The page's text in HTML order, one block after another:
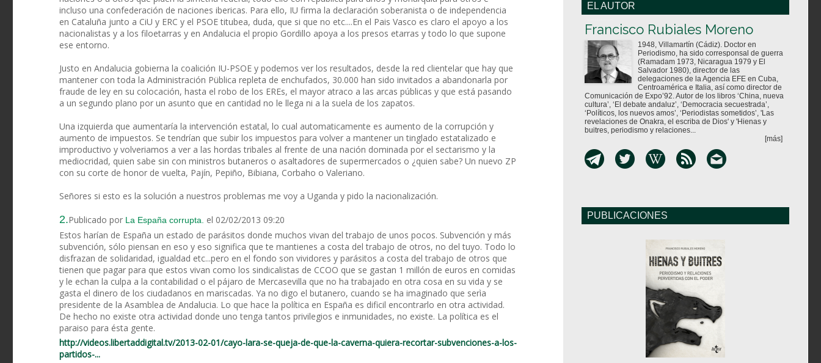
incluso una confederación de naciones ibericas. Para ello, IU firma la declaración soberanista o de independencia
en Cataluña junto a CiU y ERC y el PSOE titubea, duda, que si que no etc....En el Pais Vasco es claro el apoyo a los
nacionalistas y a los filoetarras y en Andalucia el propio Gordillo apoya a los presos etarras y todo lo que supone
ese entorno.
Justo en Andalucia gobierna la coalición IU-PSOE y podemos ver los resultados, desde la red clientelar que hay que
mantener con toda la Administración Püblica repleta de enchufados, 30.000 han sido invitados a abandonarla por
fraude de ley en su colocación, hasta el robo de los EREs, el mayor atraco a las arcas públicas y que está pasando
a un segundo plano por un asunto que en cantidad no le llega ni a la suela de los zapatos.
Una izquierda que aumentaría la intervención estatal, lo cual automaticamente es aumento de la corrupción y
aumento de impuestos. Se tendrían que subir los impuestos para volver a mantener un tinglado estatalizado e
improductivo y volveriamos a ver a las hordas tribales al frente de una nación dominada por el sectarismo y la
mediocridad, quien sabe sin con ministros butaneros o asaltadores de supermercados o ¿quien sabe? Un nuevo ZP
con su corte de honor de vuelta, Pajín, Pepiño, Bibiana, Corbaho o Valeriano.
Señores si esto es la solución a nuestros problemas me voy a Uganda y pido la nacionalización.
2.Publicado por La España corrupta.
el 02/02/2013 09:20
Estos harían de España un estado de parásitos donde muchos vivan del trabajo de unos pocos. Subvención y más
subvención, sólo piensan en eso y eso significa que te mantienes a costa del trabajo de otros, no del tuyo. Todo lo
disfrazan de solidaridad, igualdad etc...pero en el fondo son vividores y parásitos a costa del trabajo de otros que
tienen que pagar para que estos vivan como los sindicalistas de CCOO que se gastan 1 millón de euros en comidas
y le echan la culpa a la contabilidad o el pájaro de Mercasevilla que no ha trabajado en otra cosa en su vida y se
gasta el dinero de los ciudadanos en mariscadas. Ya no digo el butanero, cuando se ha imaginado que serìa
presidente de la Asamblea de Andalucia. Lo que hace la política en España es dificil encontrarlo en otra actividad.
De hecho no existe otra actividad donde uno tenga tantos privilegios e inmunidades, no existe. La política es el
paraiso para ésta gente.
http://videos.libertaddigital.tv/2013-02-01/cayo-lara-se-queja-de-que-la-caverna-quiera-recortar-subvenciones-a-los-
partidos-...
EL AUTOR
Francisco Rubiales Moreno
1948, Villamartín (Cádiz). Doctor en
Periodismo, ha sido corresponsal de guerra
(Ramadam 1973, Nicaragua 1979 y El
Salvador 1980), director de las
delegaciones de la Agencia EFE en Cuba,
Centroamérica e Italia, así como director de
Comunicación de Expo’92. Autor de los libros ‘China, nueva
cultura’, ‘El debate andaluz’, ‘Democracia secuestrada’,
‘Políticos, los nuevos amos’, ‘Periodistas sometidos’, 'Las
revelaciones de Onakra, el escriba de Dios' y 'Hienas y
buitres, periodismo y relaciones...
[más]
PUBLICACIONES